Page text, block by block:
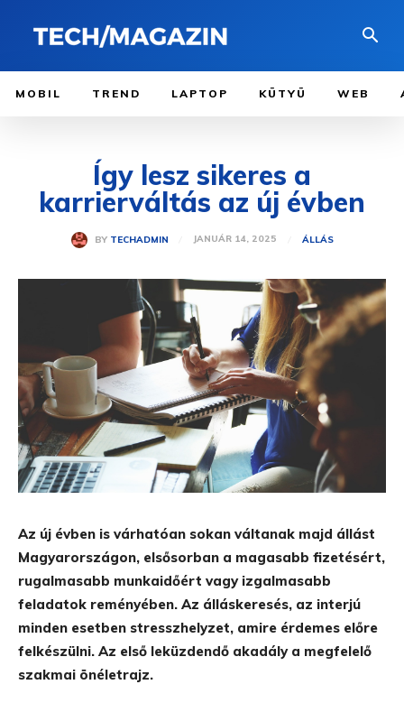
MOBIL TREND LAPTOP KÜTYÜ WEB
Így lesz sikeres a
karrierváltás az új évben
BY TECHADMIN JANUÁR 14, 2025 ÁLLÁS
Az új évben is várhatóan sokan váltanak majd állást
Magyarországon, elsősorban a magasabb fizetésért,
rugalmasabb munkaidőért vagy izgalmasabb
feladatok reményében. Az álláskeresés, az interjú
minden esetben stresszhelyzet, amire érdemes előre
felkészülni. Az első leküzdendő akadály a megfelelő
szakmai önéletrajz.